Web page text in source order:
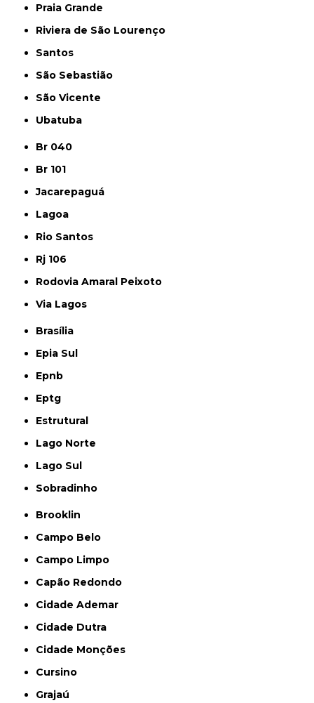
Praia Grande
Riviera de São Lourenço
Santos
São Sebastião
São Vicente
Ubatuba
Br 040
Br 101
Jacarepaguá
Lagoa
Rio Santos
Rj 106
Rodovia Amaral Peixoto
Via Lagos
Brasília
Epia Sul
Epnb
Eptg
Estrutural
Lago Norte
Lago Sul
Sobradinho
Brooklin
Campo Belo
Campo Limpo
Capão Redondo
Cidade Ademar
Cidade Dutra
Cidade Monções
Cursino
Grajaú